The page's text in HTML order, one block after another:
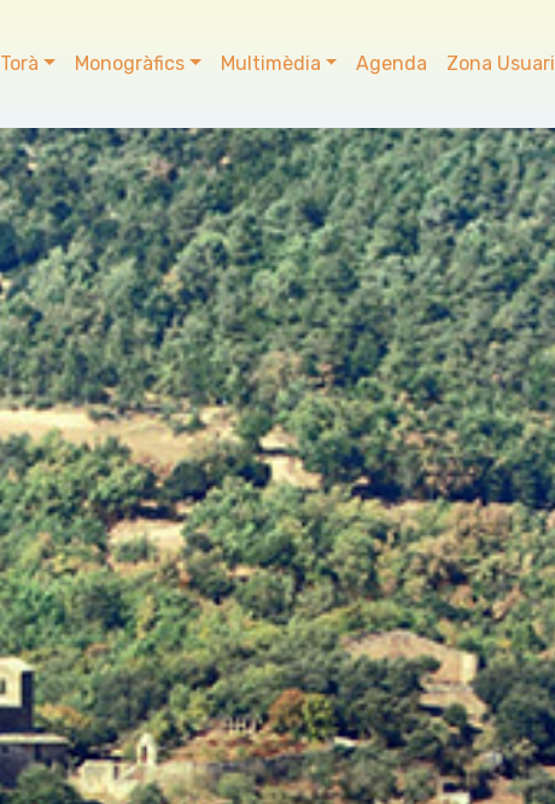
Torà Monogràfics Multimèdia Agenda Zona Usuari